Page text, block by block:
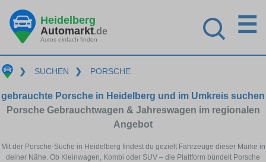
Heidelberg
Automarkt.de
Autos einfach finden
☰
❯ SUCHEN ❯ PORSCHE
gebrauchte Porsche in Heidelberg und im Umkreis suchen
Porsche Gebrauchtwagen & Jahreswagen im regionalen
Angebot
Mit der Porsche-Suche in Heidelberg findest du gezielt Fahrzeuge dieser Marke in
deiner Nähe. Ob Kleinwagen, Kombi oder SUV – die Plattform bündelt Porsche